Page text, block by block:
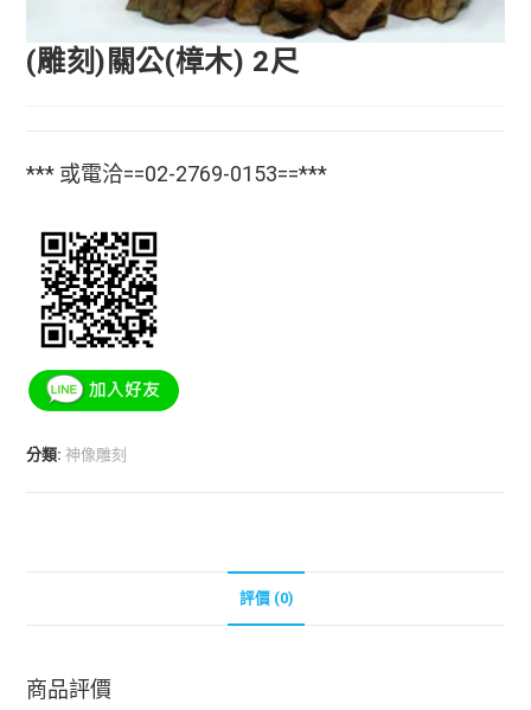
(雕刻)關公(樟木) 2尺
*** 或電洽==02-2769-0153==***
分類:神像雕刻
評價 (0)
商品評價